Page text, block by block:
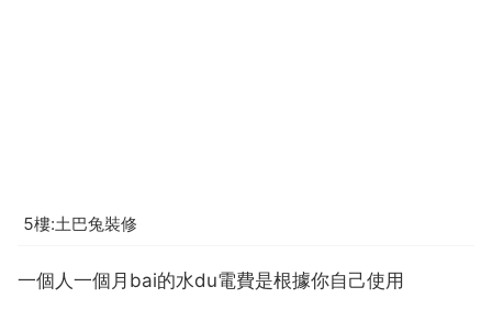
5樓:土巴兔裝修
一個人一個月bai的水du電費是根據你自己使用